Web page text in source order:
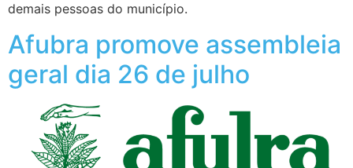
demais pessoas do município.
Afubra promove assembleia
geral dia 26 de julho